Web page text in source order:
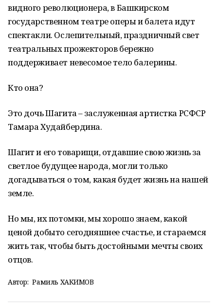
видного революционера, в Башкирском
государственном театре оперы и балета идут
спектакли. Ослепительный, праздничный свет
театральных прожекторов бережно
поддерживает невесомое тело балерины.
Кто она?
Это дочь Шагита – заслуженная артистка РСФСР
Тамара Худайбердина.
Шагит и его товарищи, отдавшие свою жизнь за
светлое будущее народа, могли только
догадываться о том, какая будет жизнь на нашей
земле.
Но мы, их потомки, мы хорошо знаем, какой
ценой добыто сегодняшнее счастье, и стараемся
жить так, чтобы быть достойными мечты своих
отцов.
Автор: Рамиль ХАКИМОВ